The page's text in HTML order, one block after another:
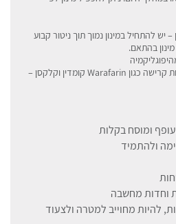
יש להתחיל במינון נמוך תוך ניטור קבוע
בהתאם.
*אנשים הנוטלים תרופות מעכבות קרישה כגון Warafarin קומדין וקלקסן –
ומוסח בקלות
ולהתמיד
וחדות מחשבה
להיות מחוייב למטרה ולצעוד